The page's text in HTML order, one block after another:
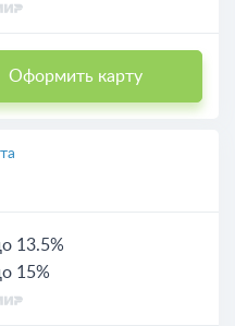
Оформить карту
13.5%
15%